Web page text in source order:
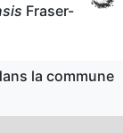
Fraser-
2025
Fraser-
la commune